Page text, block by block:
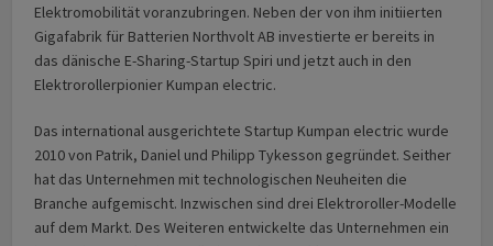
Elektromobilität voranzubringen. Neben der von ihm initiierten
Gigafabrik für Batterien Northvolt AB investierte er bereits in
das dänische E-Sharing-Startup Spiri und jetzt auch in den
Elektrorollerpionier Kumpan electric.
Das international ausgerichtete Startup Kumpan electric wurde
2010 von Patrik, Daniel und Philipp Tykesson gegründet. Seither
hat das Unternehmen mit technologischen Neuheiten die
Branche aufgemischt. Inzwischen sind drei Elektroroller-Modelle
auf dem Markt. Des Weiteren entwickelte das Unternehmen ein